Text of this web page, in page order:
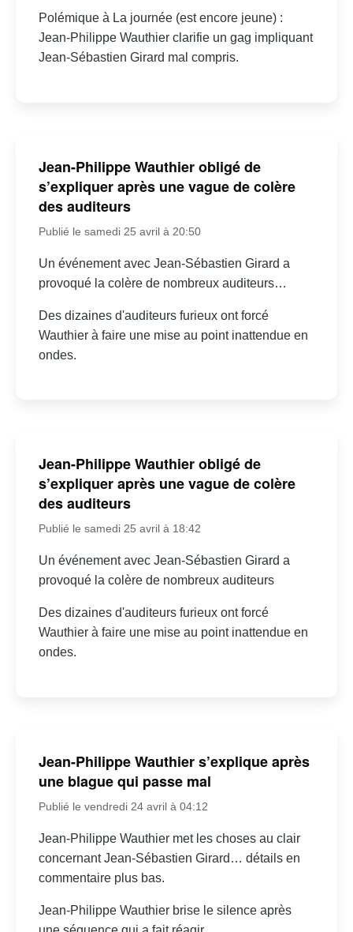
Polémique à La journée (est encore jeune) :
Jean-Philippe Wauthier clarifie un gag impliquant
Jean-Sébastien Girard mal compris.
Jean-Philippe Wauthier obligé de
s’expliquer après une vague de colère
des auditeurs
Publié le samedi 25 avril à 20:50
Un événement avec Jean-Sébastien Girard a
provoqué la colère de nombreux auditeurs…
Des dizaines d'auditeurs furieux ont forcé
Wauthier à faire une mise au point inattendue en
ondes.
Jean-Philippe Wauthier obligé de
s’expliquer après une vague de colère
des auditeurs
Publié le samedi 25 avril à 18:42
Un événement avec Jean-Sébastien Girard a
provoqué la colère de nombreux auditeurs
Des dizaines d'auditeurs furieux ont forcé
Wauthier à faire une mise au point inattendue en
ondes.
Jean-Philippe Wauthier s’explique après
une blague qui passe mal
Publié le vendredi 24 avril à 04:12
Jean-Philippe Wauthier met les choses au clair
concernant Jean-Sébastien Girard… détails en
commentaire plus bas.
Jean-Philippe Wauthier brise le silence après